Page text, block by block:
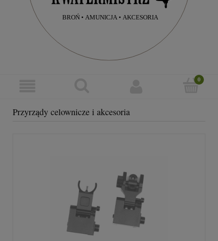
Przyrządy celownicze i akcesoria